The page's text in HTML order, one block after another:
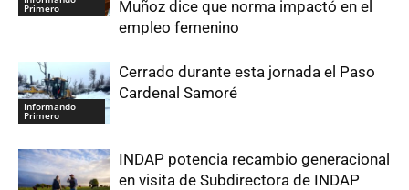
Primero
Muñoz dice que norma impactó en el
empleo femenino
Informando
Primero
Cerrado durante esta jornada el Paso
Cardenal Samoré
INDAP potencia recambio generacional
en visita de Subdirectora de INDAP